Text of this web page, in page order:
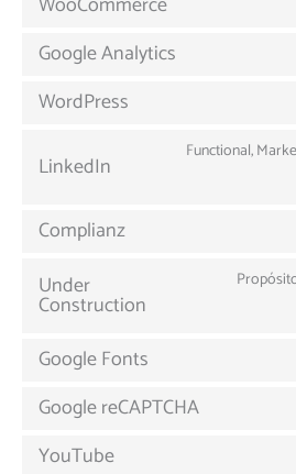
Google Analytics
WordPress
LinkedIn
Functional,
Complianz
Under
Construction
Google Fonts
Google reCAPTCHA
YouTube